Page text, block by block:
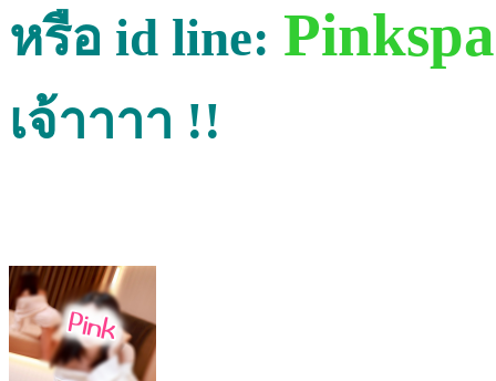
หรือ id line:
เจ้าาาา !!